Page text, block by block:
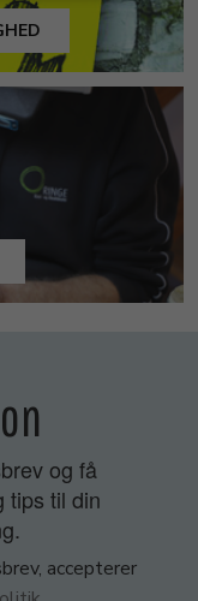
og få
tips til din
accepterer